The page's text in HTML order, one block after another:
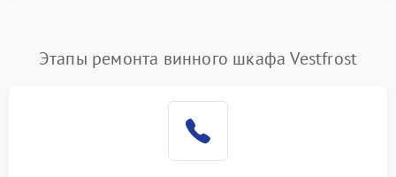
Этапы ремонта винного шкафа Vestfrost